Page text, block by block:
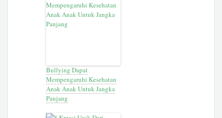
Bullying Dapat
Mempengaruhi Kesehatan
Anak Anak Untuk Jangka
Panjang